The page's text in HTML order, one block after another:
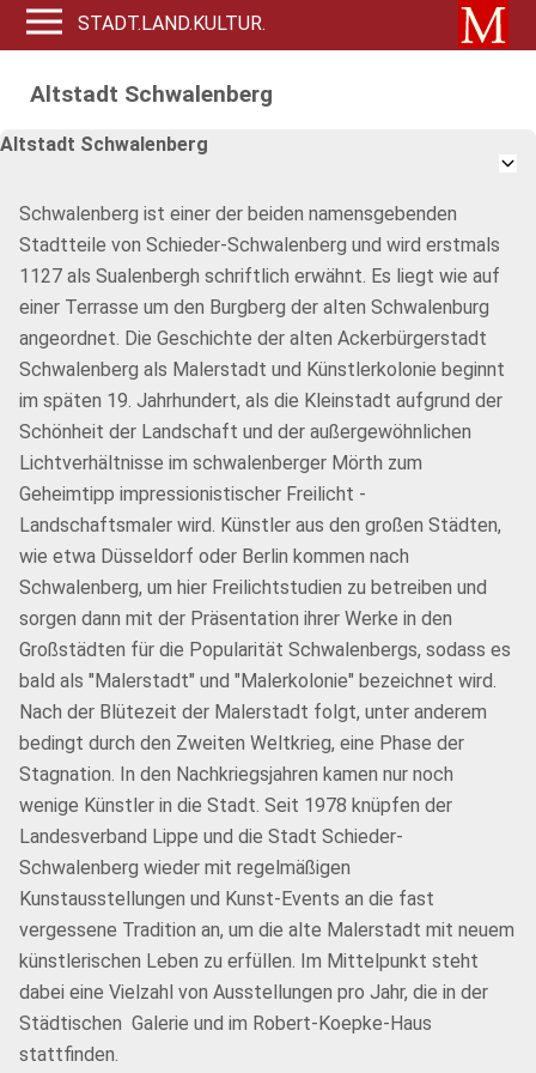
STADT.LAND.KULTUR.
Altstadt Schwalenberg
Altstadt Schwalenberg
Schwalenberg ist einer der beiden namensgebenden
Stadtteile von Schieder-Schwalenberg und wird erstmals
1127 als Sualenbergh schriftlich erwähnt. Es liegt wie auf
einer Terrasse um den Burgberg der alten Schwalenburg
angeordnet. Die Geschichte der alten Ackerbürgerstadt
Schwalenberg als Malerstadt und Künstlerkolonie beginnt
im späten 19. Jahrhundert, als die Kleinstadt aufgrund der
Schönheit der Landschaft und der außergewöhnlichen
Lichtverhältnisse im schwalenberger Mörth zum
Geheimtipp impressionistischer Freilicht -
Landschaftsmaler wird. Künstler aus den großen Städten,
wie etwa Düsseldorf oder Berlin kommen nach
Schwalenberg, um hier Freilichtstudien zu betreiben und
sorgen dann mit der Präsentation ihrer Werke in den
Großstädten für die Popularität Schwalenbergs, sodass es
bald als "Malerstadt" und "Malerkolonie" bezeichnet wird.
Nach der Blütezeit der Malerstadt folgt, unter anderem
bedingt durch den Zweiten Weltkrieg, eine Phase der
Stagnation. In den Nachkriegsjahren kamen nur noch
wenige Künstler in die Stadt. Seit 1978 knüpfen der
Landesverband Lippe und die Stadt Schieder-
Schwalenberg wieder mit regelmäßigen
Kunstausstellungen und Kunst-Events an die fast
vergessene Tradition an, um die alte Malerstadt mit neuem
künstlerischen Leben zu erfüllen. Im Mittelpunkt steht
dabei eine Vielzahl von Ausstellungen pro Jahr, die in der
Städtischen Galerie und im Robert-Koepke-Haus
stattfinden.